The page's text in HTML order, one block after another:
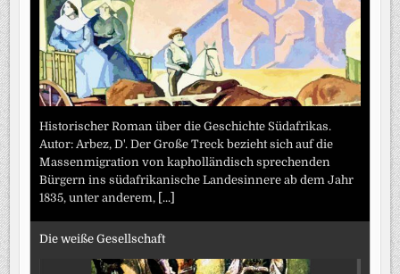
Historischer Roman über die Geschichte Südafrikas.
Autor: Arbez, D'. Der Große Treck bezieht sich auf die
Massenmigration von kapholländisch sprechenden
Bürgern ins südafrikanische Landesinnere ab dem Jahr
1835, unter anderem, [...]
Die weiße Gesellschaft